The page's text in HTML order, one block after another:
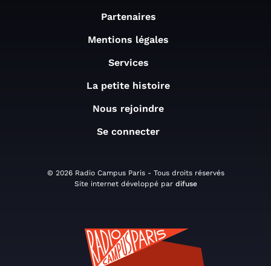
Partenaires
Mentions légales
Services
La petite histoire
Nous rejoindre
Se connecter
© 2026 Radio Campus Paris - Tous droits réservés
Site internet développé par difuse